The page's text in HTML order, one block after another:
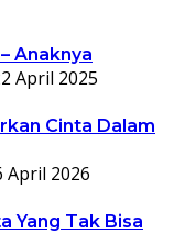
Anaknya
April 2025
Cinta Dalam
April 2026
Yang Tak Bisa